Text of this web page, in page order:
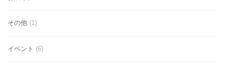
その他 (1)
イベント (6)